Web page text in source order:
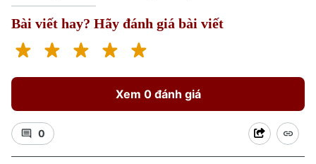
Bài viết hay? Hãy đánh giá bài viết
Xem 0 đánh giá
0